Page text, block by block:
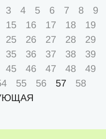
3 4 5 6 7 8
9
15 16 17 18
19
25 26 27 28
29
35 36 37 38
39
45 46 47 48
49
55 56 57
58